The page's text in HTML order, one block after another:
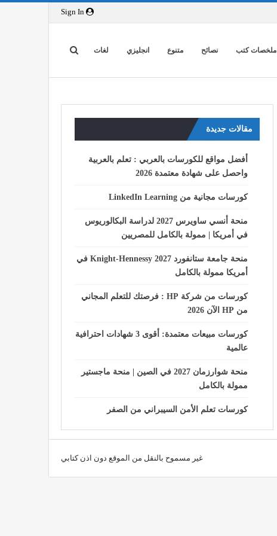
ملخصات كتب نصائح متنوع انجليزي لغات
مقالات جديدة
أفضل مواقع للكورسات بالعربي : تعلم بالعربية
واحصل على شهادة معتمدة 2026
كورسات مجانية من LinkedIn Learning
منحة أنسي ساويرس 2027 لدراسة البكالوريوس
في أمريكا | ممولة بالكامل للمصريين
منحة جامعة ستانفورد Knight-Hennessy 2027 في
أمريكا ممولة بالكامل
كورسات من شركة HP : فرصتك للتعلم المجاني
من HP الآن 2026
كورسات مبيعات معتمدة: أقوى 3 شهادات احترافية
عالمية
منحة شوارزمان 2027 في الصين | منحة ماجستير
ممولة بالكامل
كورسات تعلم الأمن السيبراني من الصفر
غير مسموح بالنقل من الموقع دون اذن كتابي